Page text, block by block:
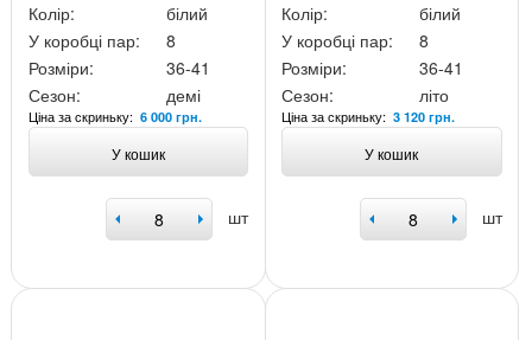
Колір:
білий
У коробці пар:
8
Розміри:
36-41
Сезон:
демі
Ціна за скриньку: 6 000 грн.
У кошик
шт
Колір:
білий
У коробці пар:
8
Розміри:
36-41
Сезон:
літо
Ціна за скриньку:3 120 грн.
У кошик
шт